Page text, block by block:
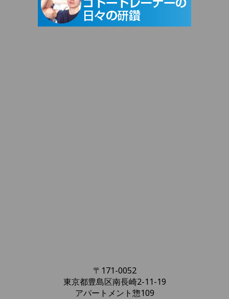
〒171-0052
東京都豊島区南長崎2-11-19
アパートメント惣109